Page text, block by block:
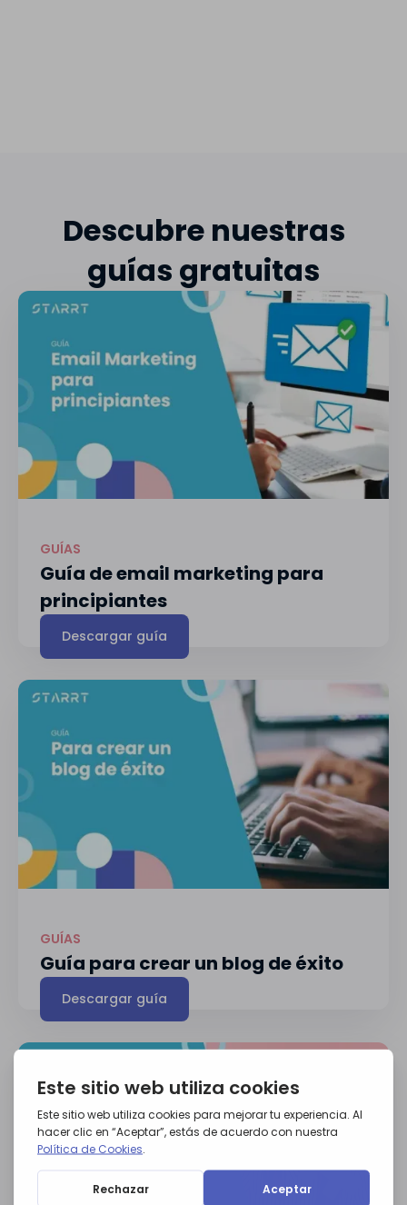
Descubre nuestras
guías gratuitas
GUÍAS
Guía de email marketing para
principiantes
Descargar guía
GUÍAS
Guía para crear un blog de éxito
Descargar guía